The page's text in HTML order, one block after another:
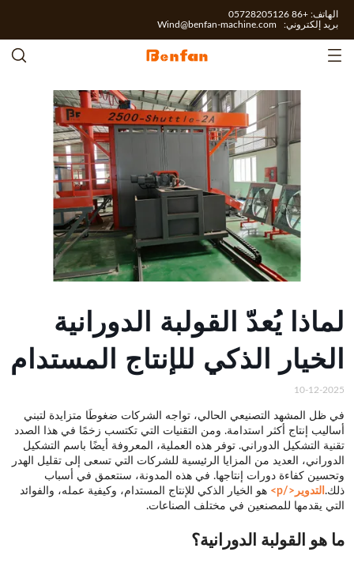
الهاتف: +86 05728205126
بريد إلكتروني: Wind@benfan-machine.com
لماذا يُعدّ القولبة الدورانية
الخيار الذكي للإنتاج المستدام
10-12-2025
في ظل المشهد التصنيعي الحالي، تواجه الشركات ضغوطًا متزايدة لتبني
أساليب إنتاج أكثر استدامة. ومن التقنيات التي تكتسب زخمًا في هذا الصدد
تقنية التشكيل الدوراني. توفر هذه العملية، المعروفة أيضًا باسم التشكيل
الدوراني، العديد من المزايا الرئيسية للشركات التي تسعى إلى تقليل الهدر
وتحسين كفاءة دورات إنتاجها. في هذه المدونة، سنتعمق في أسباب
ذلك. التدوير</p>
هو الخيار الذكي للإنتاج المستدام، وكيفية عمله، والفوائد
التي يقدمها للمصنعين في مختلف الصناعات.
ما هو القولبة الدورانية؟